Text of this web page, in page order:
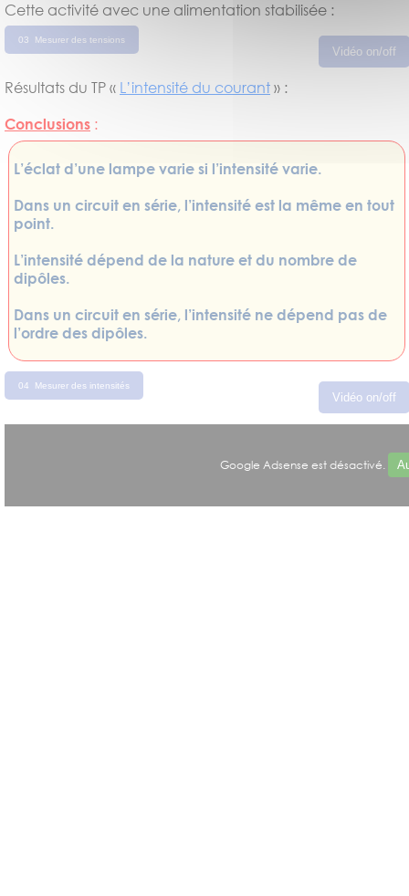
Cette activité avec une alimentation stabilisée :
03 Mesurer des tensions
Vidéo on/off
Résultats du TP « L’intensité du courant » :
Conclusions :
L’éclat d’une lampe varie si l’intensité varie.
Dans un circuit en série, l’intensité est la même en tout
point.
L’intensité dépend de la nature et du nombre de
dipôles.
Dans un circuit en série, l’intensité ne dépend pas de
l’ordre des dipôles.
04 Mesurer des intensités
Vidéo on/off
Google Adsense est désactivé.